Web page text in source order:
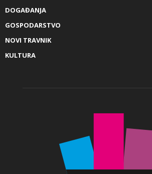
DOGAĐANJA
GOSPODARSTVO
NOVI TRAVNIK
KULTURA